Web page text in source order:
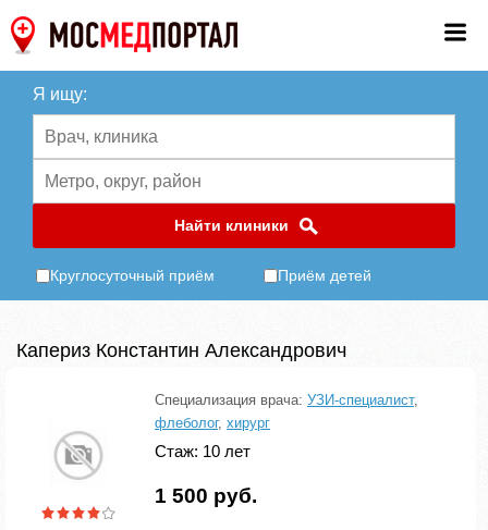
Я ищу:
Найти клиники
Круглосуточный приём Приём детей
Капериз Константин Александрович
Специализация врача: УЗИ-специалист,
флеболог, хирург
Стаж: 10 лет
1 500 руб.